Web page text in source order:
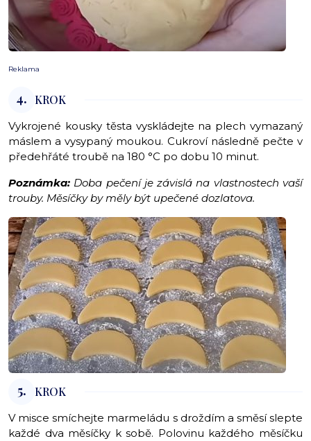
Reklama
4. KROK
Vykrojené kousky těsta vyskládejte na plech vymazaný
máslem a vysypaný moukou. Cukroví následně pečte v
předehřáté troubě na 180 °C po dobu 10 minut.
Poznámka: Doba pečení je závislá na vlastnostech vaší
trouby. Měsíčky by měly být upečené dozlatova.
5. KROK
V misce smíchejte marmeládu s droždím a směsí slepte
každé dva měsíčky k sobě. Polovinu každého měsíčku